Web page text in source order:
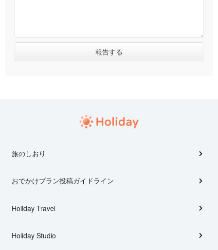
旅のしおり
おでかけプラン投稿ガイドライン
Holiday Travel
Holiday Studio